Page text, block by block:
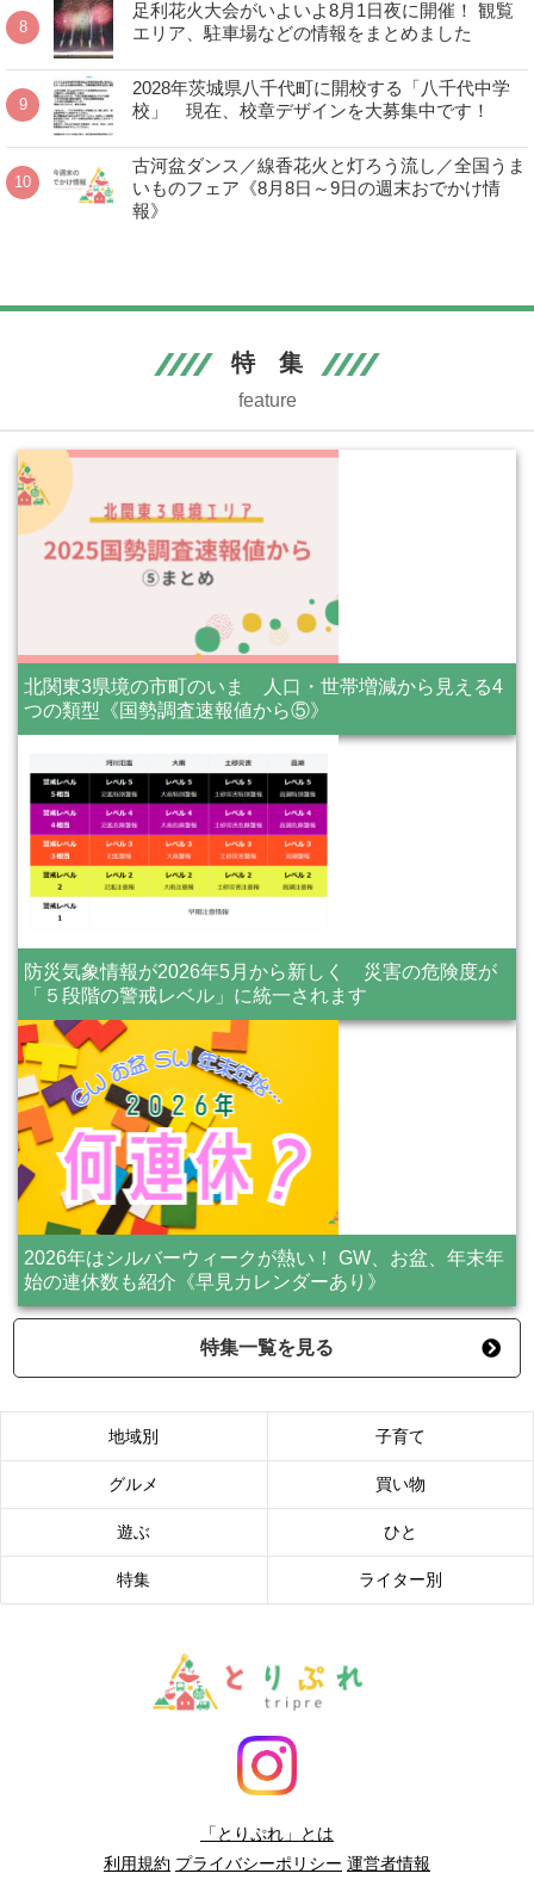
足利花火大会がいよいよ8月1日夜に開催！ 観覧
エリア、駐車場などの情報をまとめました
2028年茨城県八千代町に開校する「八千代中学
校」 現在、校章デザインを大募集中です！
古河盆ダンス／線香花火と灯ろう流し／全国うま
いものフェア《8月8日～9日の週末おでかけ情
報》
特 集
feature
北関東3県境の市町のいま 人口・世帯増減から見える4
つの類型《国勢調査速報値から⑤》
防災気象情報が2026年5月から新しく 災害の危険度が
「５段階の警戒レベル」に統一されます
2026年はシルバーウィークが熱い！ GW、お盆、年末年
始の連休数も紹介《早見カレンダーあり》
特集一覧を見る
地域別 子育て
グルメ 買い物
遊ぶ ひと
特集 ライター別
「とりぷれ」とは
利用規約 プライバシーポリシー 運営者情報